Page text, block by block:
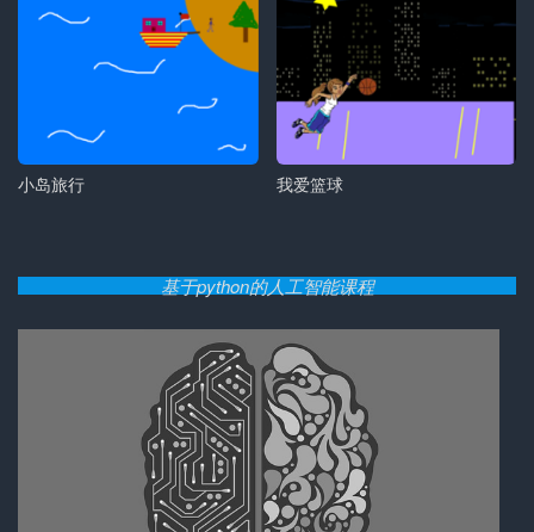
小岛旅行 我爱篮球
基于python的人工智能课程